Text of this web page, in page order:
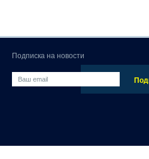
Подписка на новости